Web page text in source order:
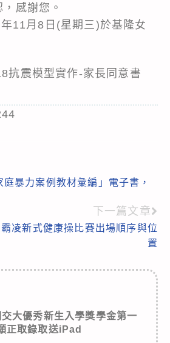
感謝您。
11月8日(星期三)於基隆女
抗震模型實作-家長同意書
暴力案例教材彙編」電子書，
下一篇文章
凌新式健康操比賽出場順序與位
置
交大優秀新生入學獎學金第一
正取錄取送iPad